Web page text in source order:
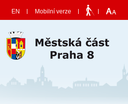
EN Mobilní verze